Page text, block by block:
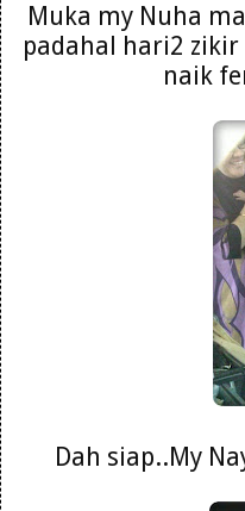
Muka my Nuha
padahal hari2
naik
Dah siap..My